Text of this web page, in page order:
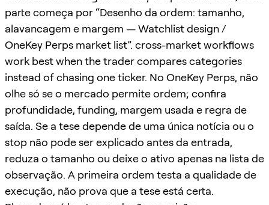
parte começa por “Desenho da ordem: tamanho,
alavancagem e margem — Watchlist design /
OneKey Perps market list”. cross-market workflows
work best when the trader compares categories
instead of chasing one ticker. No OneKey Perps, não
olhe só se o mercado permite ordem; confira
profundidade, funding, margem usada e regra de
saída. Se a tese depende de uma única notícia ou o
stop não pode ser explicado antes da entrada,
reduza o tamanho ou deixe o ativo apenas na lista de
observação. A primeira ordem testa a qualidade de
execução, não prova que a tese está certa.